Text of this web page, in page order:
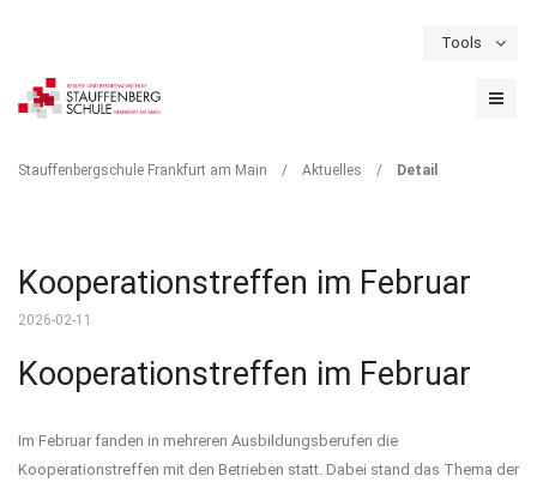
Tools
Schulportal Termine
Stauffenbergschule Frankfurt am Main / Aktuelles / Detail
Kooperationstreffen im Februar
2026-02-11
Kooperationstreffen im Februar
Im Februar fanden in mehreren Ausbildungsberufen die
Kooperationstreffen mit den Betrieben statt. Dabei stand das Thema der